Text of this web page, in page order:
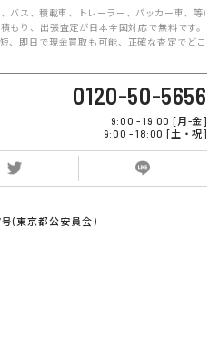
バス、積載車、トレーラー、パッカー車、等)
もり、出張査定が日本全国対応で無料です。
、即日で現金買取も可能、正確な査定でどこ
0120-50-5656
9:00 - 19:00 [月-金]
9:00 - 18:00 [土・祝]
(東京都公安員会)